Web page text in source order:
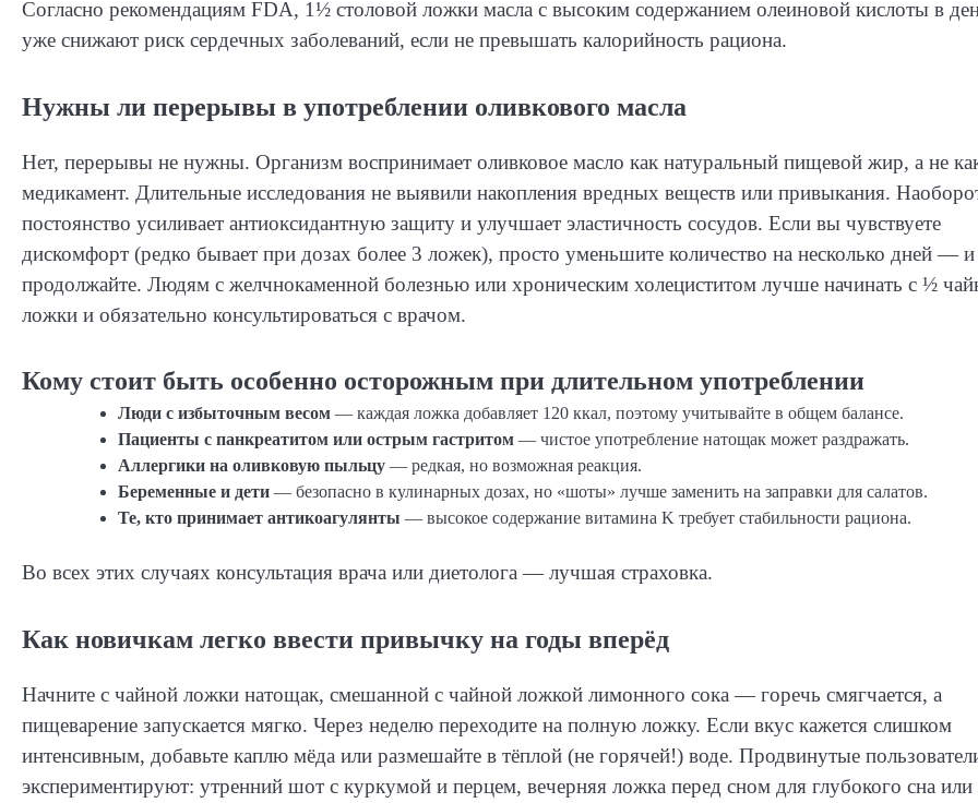
Согласно рекомендациям FDA, 1½ столовой ложки масла с высоким содержанием олеиновой кислоты в
уже снижают риск сердечных заболеваний, если не превышать калорийность рациона.
Нужны ли перерывы в употреблении оливкового масла
Нет, перерывы не нужны. Организм воспринимает оливковое масло как натуральный пищевой жир, а не
медикамент. Длительные исследования не выявили накопления вредных веществ или привыкания.
постоянство усиливает антиоксидантную защиту и улучшает эластичность сосудов. Если вы чувствуете
дискомфорт (редко бывает при дозах более 3 ложек), просто уменьшите количество на несколько дней — и
продолжайте. Людям с желчнокаменной болезнью или хроническим холециститом лучше начинать с ½
ложки и обязательно консультироваться с врачом.
Кому стоит быть особенно осторожным при длительном употреблении
Люди с избыточным весом — каждая ложка добавляет 120 ккал, поэтому учитывайте в общем балансе.
Пациенты с панкреатитом или острым гастритом — чистое употребление натощак может раздражать.
Аллергики на оливковую пыльцу — редкая, но возможная реакция.
Беременные и дети — безопасно в кулинарных дозах, но «шоты» лучше заменить на заправки для салатов.
Те, кто принимает антикоагулянты — высокое содержание витамина K требует стабильности рациона.
Во всех этих случаях консультация врача или диетолога — лучшая страховка.
Как новичкам легко ввести привычку на годы вперёд
Начните с чайной ложки натощак, смешанной с чайной ложкой лимонного сока — горечь смягчается, а
пищеварение запускается мягко. Через неделю переходите на полную ложку. Если вкус кажется слишком
интенсивным, добавьте каплю мёда или размешайте в тёплой (не горячей!) воде. Продвинутые
экспериментируют: утренний шот с куркумой и перцем, вечерняя ложка перед сном для глубокого сна или